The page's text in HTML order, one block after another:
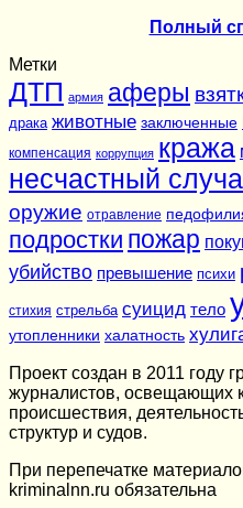
Полный
Метки
ДТП армия аферы
драка животные заключенные
компенсация коррупция кража
несчастный
оружие отравление
подростки пожар
убийство превышение психи
стихия стрельба суицид тело
утопленники халатность
Проект создан в 2011 году
журналистов, освещающих
происшествия,
структур и судов.
При перепечатке
kriminalnn.ru обязательна